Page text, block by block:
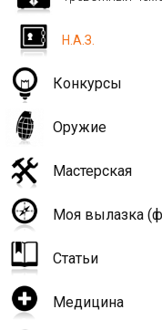
Н.А.З.
Конкурсы
Оружие
Мастерская
Моя вылазка
Статьи
Медицина